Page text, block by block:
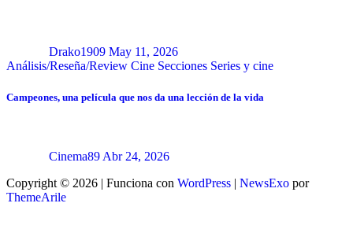
Drako1909 May 11, 2026
Análisis/Reseña/Review Cine Secciones Series y cine
Campeones, una película que nos da una lección de la vida
Cinema89 Abr 24, 2026
Copyright © 2026 | Funciona con WordPress | NewsExo por
ThemeArile